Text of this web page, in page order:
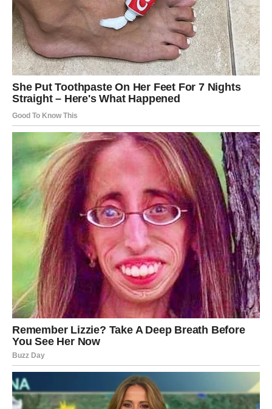
Možda će vas ponekad uhvatiti strah da će se stvari
ponovo zakomplikovati. Ali ovaj put imate nešto što ranije
niste imali – iskustvo i mudrost.
I zato ćete znati kako da se zaštitite.
Ovaj novi početak nije samo spoljašnji – on dolazi iznutra.
Menjate način na koji gledate na sebe, na druge i na život.
I upravo zbog toga, sve što dolazi ima mnogo veći
smisao.
Biće trenutaka sreće koji će vas iznenaditi. Biće dana
kada ćete se probuditi i osetiti mir kakav dugo niste. Biće
ljudi koji će vam pokazati da ljubav može biti laka, a ne
teška.
I tada ćete shvatiti…
Da sve što ste prošli nije bilo uzalud.
Da vas je svaka suza, svaka borba i svaka nepravda
dovela upravo ovde – do trenutka kada konačno počinjete
da živite, a ne samo da preživljavate.
Zato, dragi Bikovi, ne okrećite se nazad. Ne vraćajte se na
ono što vas je lomilo. Ne sumnjajte u ono što dolazi.